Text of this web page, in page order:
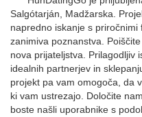
Salgótarján, Madžarska.
napredno iskanje s
zanimiva poznanstva.
nova prijateljstva. Prilagodljiv
idealnih partnerjev in
projekt pa vam omogoča, da
ki vam ustrezajo. Določite
boste našli uporabnike s